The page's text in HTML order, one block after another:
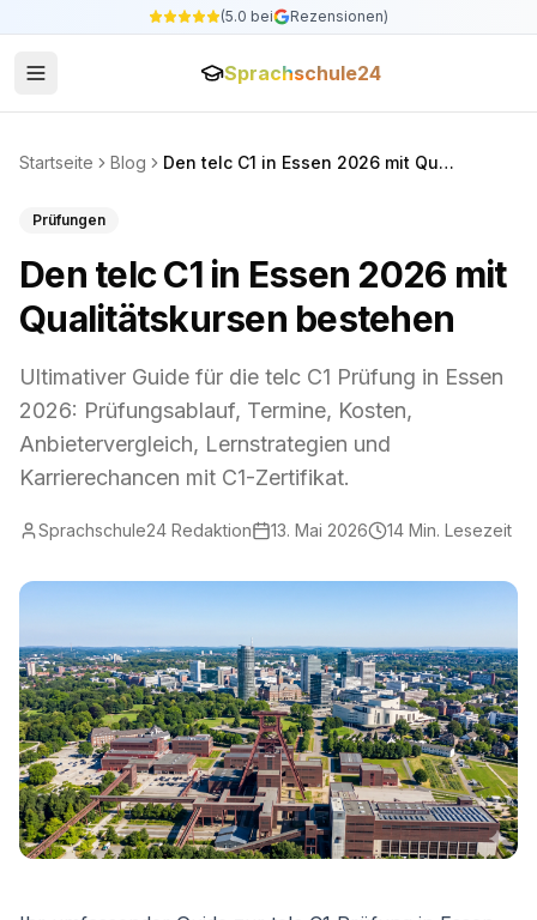
(5.0 bei Rezensionen)
Sprachschule24
Startseite Blog Den telc C1 in Essen 2026 mit Qualitätskursen bestehen
Prüfungen
Den telc C1 in Essen 2026 mit
Qualitätskursen bestehen
Ultimativer Guide für die telc C1 Prüfung in Essen
2026: Prüfungsablauf, Termine, Kosten,
Anbietervergleich, Lernstrategien und
Karrierechancen mit C1-Zertifikat.
Sprachschule24 Redaktion 13. Mai 2026 14 Min. Lesezeit